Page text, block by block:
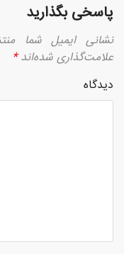
پاسخی بگذارید
نشانی ایمیل شما
علامت‌گذاری شده‌اند*
دیدگاه